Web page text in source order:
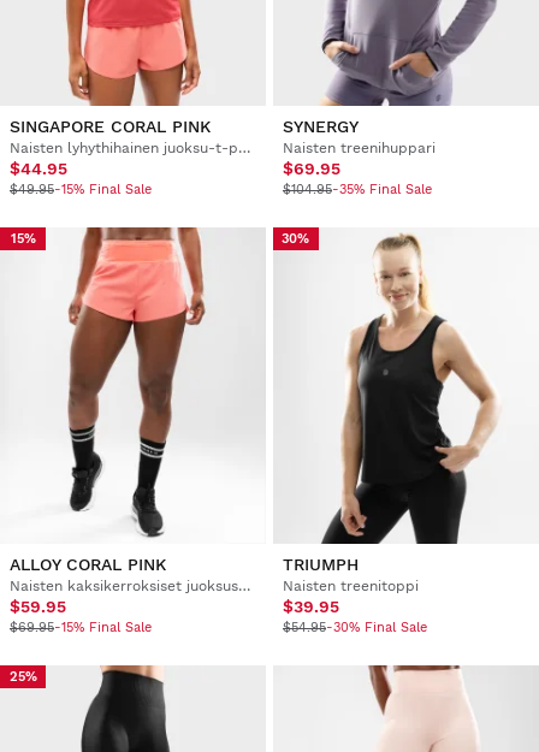
SINGAPORE CORAL PINK
Naisten lyhythihainen juoksu-t-paita
$44.95
$49.95-15% Final Sale
SYNERGY
Naisten treenihuppari
$69.95
$104.95-35% Final Sale
15%
ALLOY CORAL PINK
Naisten kaksikerroksiset juoksushortsit
$59.95
$69.95-15% Final Sale
30%
TRIUMPH
Naisten treenitoppi
$39.95
$54.95-30% Final Sale
25%